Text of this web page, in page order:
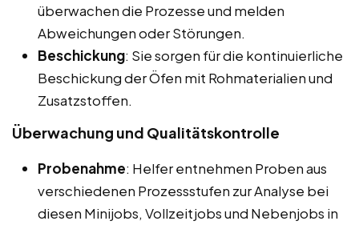
überwachen die Prozesse und melden
Abweichungen oder Störungen.
Beschickung: Sie sorgen für die kontinuierliche
Beschickung der Öfen mit Rohmaterialien und
Zusatzstoffen.
Überwachung und Qualitätskontrolle
Probenahme: Helfer entnehmen Proben aus
verschiedenen Prozessstufen zur Analyse bei
diesen Minijobs, Vollzeitjobs und Nebenjobs in